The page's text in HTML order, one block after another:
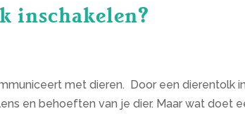
inschakelen?
met dieren. Door een dierentolk
en behoeften van je dier. Maar wat doet